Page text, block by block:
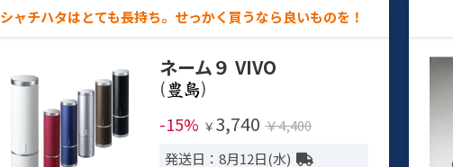
シャチハタはとても長持ち。せっかく買うなら良いものを！
ネーム９ VIVO
(
)
-15% ￥ 3,740 ￥4,400
発送日：8月12日(水)